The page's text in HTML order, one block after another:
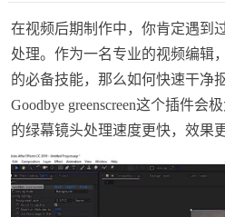
在视频后期制作中，你肯定遇到
处理。作为一名专业的视频编辑
的必备技能，那么如何快速干净
Goodbye greenscreen这个插件会
的绿幕镜头处理速度更快，效果